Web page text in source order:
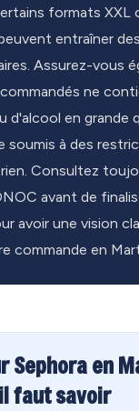
formats
entraîner
Assurez-vous
ne
d'alcool en grande
soumis à des
Consultez
avant de
avoir une vision
commande en
Sephora en
faut savoir